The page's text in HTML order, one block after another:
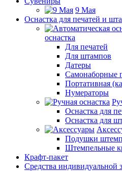
9 Мая
Оснастка для печатей и
оснастка
Для печатей
Для штампов
Датеры
Самонаборные
Портативная
Нумераторы
Оснастка для
Оснастка для
Подушки
Штемпельные
Крафт-пакет
Средства